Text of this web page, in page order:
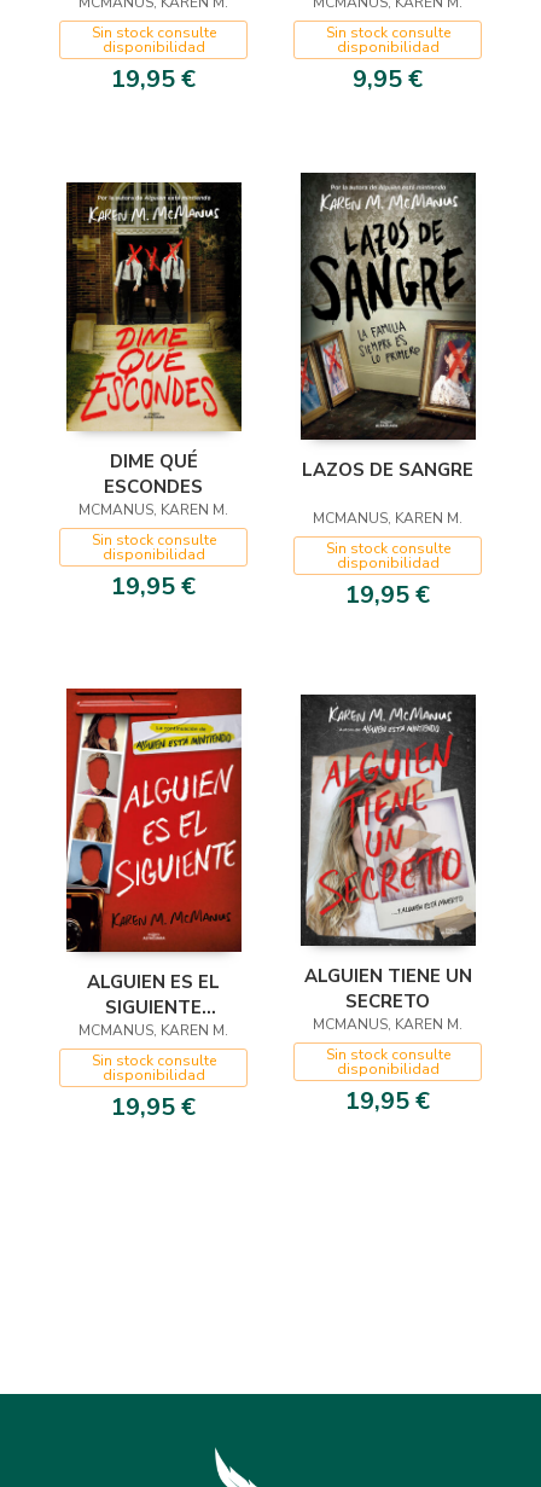
MINTIENDO 3)
Sin stock consulte
disponibilidad
19,95 €
LIMITADA A PRECIO
ESPECIAL)
Sin stock consulte
disponibilidad
9,95 €
DIME QUÉ
ESCONDES
MCMANUS, KAREN M.
Sin stock consulte
disponibilidad
19,95 €
LAZOS DE SANGRE
MCMANUS, KAREN M.
Sin stock consulte
disponibilidad
19,95 €
ALGUIEN ES EL
SIGUIENTE
(INSTITUTO
BAYVIEW)
MCMANUS, KAREN M.
Sin stock consulte
disponibilidad
19,95 €
ALGUIEN TIENE UN
SECRETO
MCMANUS, KAREN M.
Sin stock consulte
disponibilidad
19,95 €